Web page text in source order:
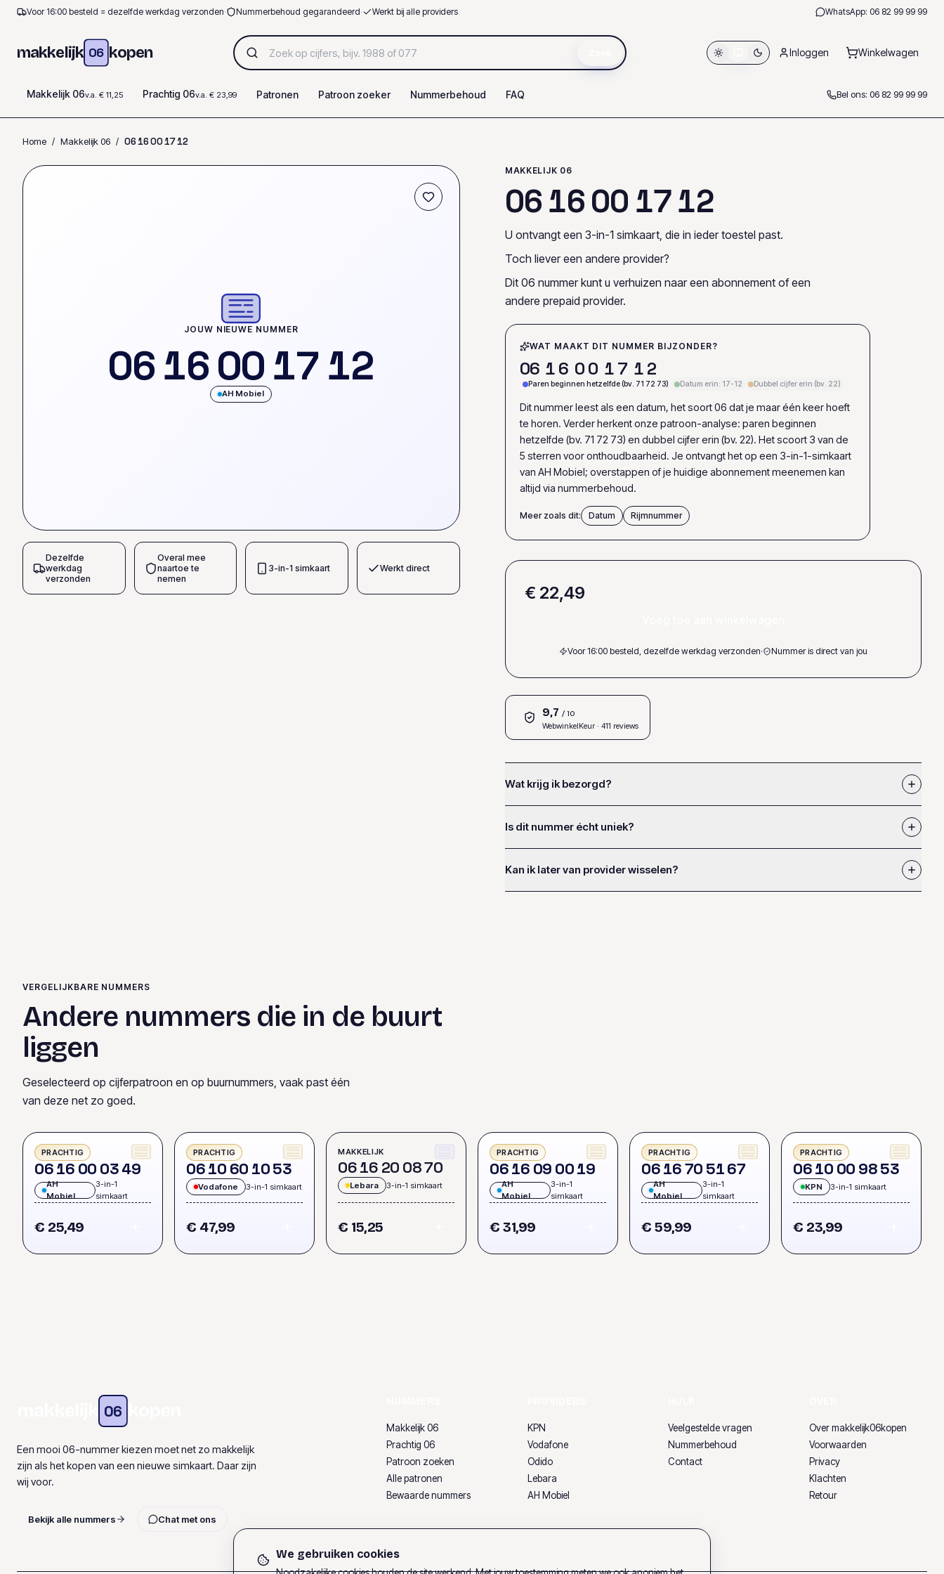
Voor 16:00 besteld = dezelfde werkdag verzonden· Nummerbehoud gegarandeerd· Werkt bij alle providers WhatsApp: 06 82 99 99 99
makkelijk 06 kopen Inloggen Winkelwagen
Makkelijk 06v.a. € 11,25 Prachtig 06v.a. € 23,99 Patronen Patroon zoeker Nummerbehoud FAQ Bel ons: 06 82 99 99 99
Home / Makkelijk 06 / 0616001712
JOUW NIEUWE NUMMER
06160017 12
AH Mobiel
Dezelfde
werkdag
verzonden
Overal mee
naartoe te
nemen
3-in-1 simkaart Werkt direct
MAKKELIJK 06
061600 1712
U ontvangt een 3-in-1 simkaart, die in ieder toestel past.
Toch liever een andere provider?
Dit 06 nummer kunt u verhuizen naar een abonnement of een
andere prepaid provider.
WAT MAAKT DIT NUMMER BIJZONDER?
06 16 00 17 12
Paren beginnen hetzelfde (bv. 71 72 73) Datum erin: 17-12 Dubbel cijfer erin (bv. 22)
Dit nummer leest als een datum, het soort 06 dat je maar één keer hoeft
te horen. Verder herkent onze patroon-analyse: paren beginnen
hetzelfde (bv. 71 72 73) en dubbel cijfer erin (bv. 22). Het scoort 3 van de
5 sterren voor onthoudbaarheid. Je ontvangt het op een 3-in-1-simkaart
van AH Mobiel; overstappen of je huidige abonnement meenemen kan
altijd via nummerbehoud.
Meer zoals dit: Datum Rijmnummer
€ 22,49
Voor 16:00 besteld, dezelfde werkdag verzonden· Nummer is direct van jou
9,7 / 10
WebwinkelKeur· 411 reviews
Wat krijg ik bezorgd?
Is dit nummer écht uniek?
Kan ik later van provider wisselen?
VERGELIJKBARE NUMMERS
Andere nummers die in de buurt
liggen
Geselecteerd op cijferpatroon en op buurnummers, vaak past één
van deze net zo goed.
PRACHTIG
0616 00 0349
AH
Mobiel
3-in-1
simkaart
€ 25,49
PRACHTIG
0610 60 1053
Vodafone 3-in-1 simkaart
€ 47,99
MAKKELIJK
0616 20 0870
Lebara 3-in-1 simkaart
€ 15,25
PRACHTIG
0616 09 0019
AH
Mobiel
3-in-1
simkaart
€ 31,99
PRACHTIG
061670 5167
AH
Mobiel
3-in-1
simkaart
€ 59,99
PRACHTIG
0610 00 9853
KPN 3-in-1 simkaart
€ 23,99
06
Een mooi 06-nummer kiezen moet net zo makkelijk
zijn als het kopen van een nieuwe simkaart. Daar zijn
wij voor.
Bekijk alle nummers Chat met ons
Makkelijk 06
Prachtig 06
Patroon zoeken
Alle patronen
Bewaarde nummers
KPN
Vodafone
Odido
Lebara
AH Mobiel
Veelgestelde vragen
Nummerbehoud
Contact
Over makkelijk06kopen
Voorwaarden
Privacy
Klachten
Retour
We gebruiken cookies